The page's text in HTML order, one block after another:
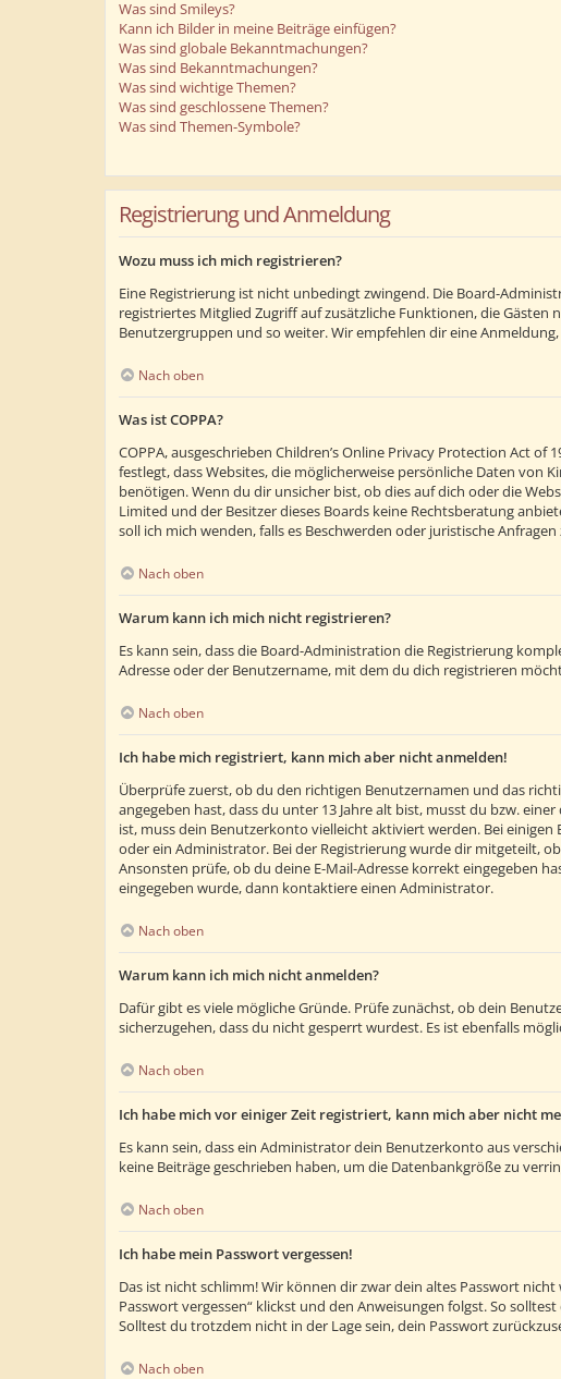
Was sind Smileys?
Kann ich Bilder in meine Beiträge einfügen?
Was sind globale Bekanntmachungen?
Was sind Bekanntmachungen?
Was sind wichtige Themen?
Was sind geschlossene Themen?
Was sind Themen-Symbole?
Registrierung und Anmeldung
Wozu muss ich mich registrieren?
Eine Registrierung ist nicht unbedingt zwingend. Die Board-
registriertes Mitglied Zugriff auf zusätzliche Funktionen, die
Benutzergruppen und so weiter. Wir empfehlen dir eine
Nach oben
Was ist COPPA?
COPPA, ausgeschrieben Children’s Online Privacy Protection Act
festlegt, dass Websites, die möglicherweise persönliche Daten von
benötigen. Wenn du dir unsicher bist, ob dies auf dich oder die
Limited und der Besitzer dieses Boards keine Rechtsberatung
soll ich mich wenden, falls es Beschwerden oder juristische
Nach oben
Warum kann ich mich nicht registrieren?
Es kann sein, dass die Board-Administration die Registrierung
Adresse oder der Benutzername, mit dem du dich registrieren
Nach oben
Ich habe mich registriert, kann mich aber nicht anmelden!
Überprüfe zuerst, ob du den richtigen Benutzernamen und das
angegeben hast, dass du unter 13 Jahre alt bist, musst du bzw.
ist, muss dein Benutzerkonto vielleicht aktiviert werden. Bei
oder ein Administrator. Bei der Registrierung wurde dir mitgeteilt,
Ansonsten prüfe, ob du deine E-Mail-Adresse korrekt eingegeben
eingegeben wurde, dann kontaktiere einen Administrator.
Nach oben
Warum kann ich mich nicht anmelden?
Dafür gibt es viele mögliche Gründe. Prüfe zunächst, ob dein
sicherzugehen, dass du nicht gesperrt wurdest. Es ist ebenfalls
Nach oben
Ich habe mich vor einiger Zeit registriert, kann mich aber nicht
Es kann sein, dass ein Administrator dein Benutzerkonto aus
keine Beiträge geschrieben haben, um die Datenbankgröße zu
Nach oben
Ich habe mein Passwort vergessen!
Das ist nicht schlimm! Wir können dir zwar dein altes Passwort
Passwort vergessen“ klickst und den Anweisungen folgst. So
Solltest du trotzdem nicht in der Lage sein, dein Passwort
Nach oben